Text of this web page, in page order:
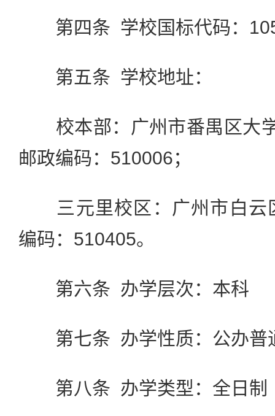
第四条 学校国标代码：
第五条 学校地址：
校本部：广州市番禺区大
邮政编码：510006；
三元里校区：广州市白云
编码：510405。
第六条 办学层次：本科
第七条 办学性质：公办普
第八条 办学类型：全日制